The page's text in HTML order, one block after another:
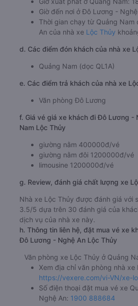
Giờ đến nơi ở Đô Lương -
Thời gian chạy từ Quảng
An của nhà xe Lộc Thủy
d. Các điểm đón khách của nhà xe
Quảng Nam (dọc QL1A)
e. Các điểm trả khách của nhà xe
Văn phòng Đô Lương
f. Giá vé giá xe khách đi Đô Lương -
Nam Lộc Thủy
giường nằm 400000đ/vé
giường nằm đôi 1200000đ/vé
limousine 1200000đ/vé
g. Review, đánh giá chất lượng xe
Nhà xe Lộc Thủy được đánh giá với
3.5/5 dựa trên 30 đánh giá của
dịch vụ của nhà xe này.
h. Thông tin liên hệ, đặt mua vé xe
Đô Lương - Nghệ An Lộc Thủy
Văn phòng xe Lộc Thủy ở Quảng
Xem địa chỉ văn phòng nhà xe
https://vexere.com/vi-VN/xe-
Số điện thoại đặt mua vé xe
Nghệ An: 1900 888684